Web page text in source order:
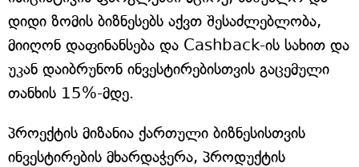
დიდი ზომის ბიზნესებს აქვთ შესაძლებლობა,
მიიღონ დაფინანსება და Cashback-ის სახით და
უკან დაიბრუნონ ინვესტირებისთვის გაცემული
თანხის 15%-მდე.
პროექტის მიზანია ქართული ბიზნესისთვის
ინვესტირების მხარდაჭერა, პროდუქტის